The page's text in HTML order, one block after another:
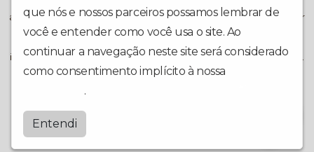
que nós e nossos parceiros possamos lembrar de
você e entender como você usa o site. Ao
continuar a navegação neste site será considerado
como consentimento implícito à nossa
.
Entendi
alta qualidade, pelo site e no canal no Youtube. Além de interagir
com os ouvintes, em todas as plataformas e redes sociais ! De
internet! Fale: WhatsApp 51 994 53 4070 Horizonte Radio e TV, Av.
Paraguassu 1060, Zona Nova, Capão da Canoa, RS, Cep: 95555-